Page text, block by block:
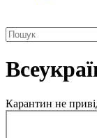
Карантин не